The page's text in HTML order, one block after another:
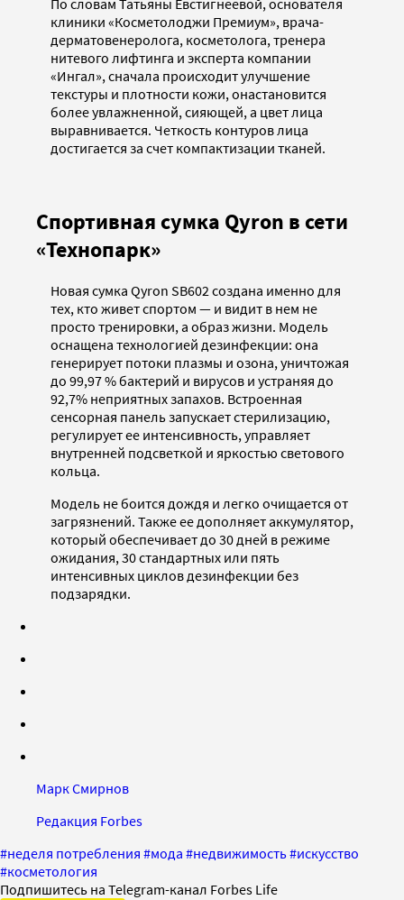
По словам Татьяны Евстигнеевой, основателя
клиники «Косметолоджи Премиум», врача-
дерматовенеролога, косметолога, тренера
нитевого лифтинга и эксперта компании
«Ингал», сначала происходит улучшение
текстуры и плотности кожи, онастановится
более увлажненной, сияющей, а цвет лица
выравнивается. Четкость контуров лица
достигается за счет компактизации тканей.
Спортивная сумка Qyron в сети
«Технопарк»
Новая сумка Qyron SB602 создана именно для
тех, кто живет спортом — и видит в нем не
просто тренировки, а образ жизни. Модель
оснащена технологией дезинфекции: она
генерирует потоки плазмы и озона, уничтожая
до 99,97 % бактерий и вирусов и устраняя до
92,7% неприятных запахов. Встроенная
сенсорная панель запускает стерилизацию,
регулирует ее интенсивность, управляет
внутренней подсветкой и яркостью светового
кольца.
Модель не боится дождя и легко очищается от
загрязнений. Также ее дополняет аккумулятор,
который обеспечивает до 30 дней в режиме
ожидания, 30 стандартных или пять
интенсивных циклов дезинфекции без
подзарядки.
Марк Смирнов
Редакция Forbes
#неделя потребления #мода #недвижимость#искусство
#косметология
Подпишитесь на Telegram-канал Forbes Life